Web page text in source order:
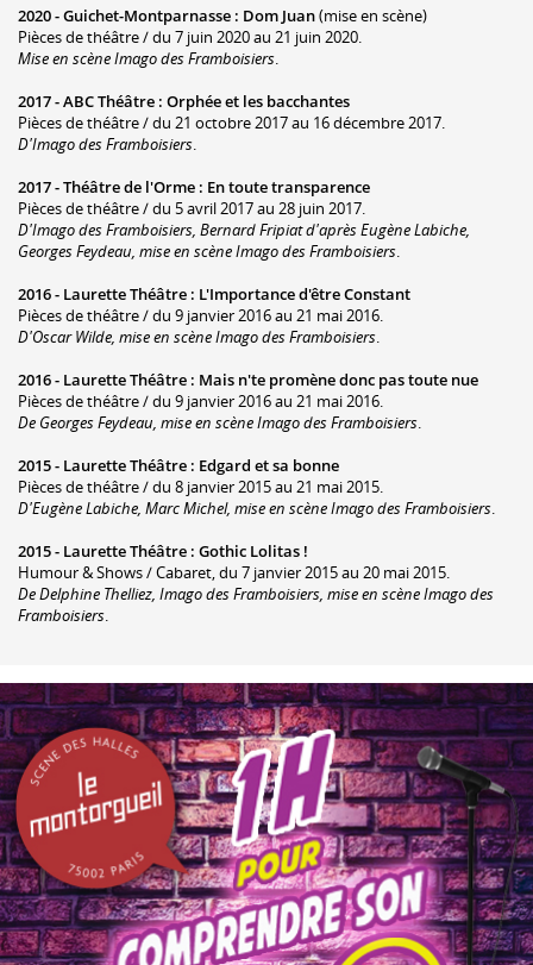
2020 -Guichet-Montparnasse : Dom Juan(mise en scène)
Pièces de théâtre / du 7 juin 2020 au 21 juin 2020.
Mise en scène Imago des Framboisiers.
2017 -ABC Théâtre : Orphée et les bacchantes
Pièces de théâtre / du 21 octobre 2017 au 16 décembre 2017.
D'Imago des Framboisiers.
2017 -Théâtre de l'Orme : En toute transparence
Pièces de théâtre / du 5 avril 2017 au 28 juin 2017.
D'Imago des Framboisiers, Bernard Fripiat d'après Eugène Labiche,
Georges Feydeau, mise en scène Imago des Framboisiers.
2016 - Laurette Théâtre : L'Importance d'être Constant
Pièces de théâtre / du 9 janvier 2016 au 21 mai 2016.
D'Oscar Wilde, mise en scène Imago des Framboisiers.
2016 - Laurette Théâtre : Mais n'te promène donc pas toute nue
Pièces de théâtre / du 9 janvier 2016 au 21 mai 2016.
De Georges Feydeau, mise en scène Imago des Framboisiers.
2015 - Laurette Théâtre : Edgard et sa bonne
Pièces de théâtre / du 8 janvier 2015 au 21 mai 2015.
D'Eugène Labiche, Marc Michel, mise en scène Imago des Framboisiers.
2015 - Laurette Théâtre : Gothic Lolitas !
Humour & Shows / Cabaret, du 7 janvier 2015 au 20 mai 2015.
De Delphine Thelliez, Imago des Framboisiers, mise en scène Imago des
Framboisiers.